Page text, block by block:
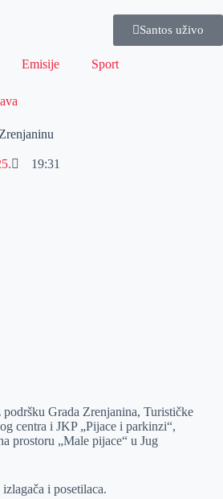
Santos uživo
Emisije Sport
19:31
podršku Grada Zrenjanina, Turističke
centra i JKP „Pijace i parkinzi“,
prostoru „Male pijace“ u Jug
i posetilaca.